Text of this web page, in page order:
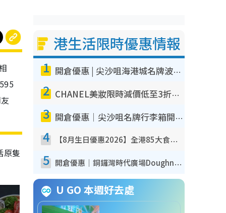
原隻
港生活限時優惠情報
1 開倉優惠 | 尖沙咀海港城名牌波鞋開倉低至1折！On鞋$899起／Joy&Peace鞋履$98起
2 CHANEL美妝限時減價低至3折！人氣粉底/唇膏/精華液低至$275！COCO香水都有平
3 開倉優惠｜尖沙咀名牌行李箱開倉低至4折！一連5日 American Tourister/ace./Hallmark $200起！
4 【8月生日優惠2026】全港85大食買玩著數攻略 自助餐/火鍋放題同行免費＋誠品/DONKI送現金券
5 開倉優惠｜銅鑼灣時代廣場Doughnut/Campo Marzio開倉低至1折！背囊、書包、手袋劈價$200起
U GO 本週好去處